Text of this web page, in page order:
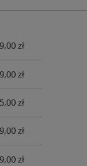
zł
zł
zł
zł
zł